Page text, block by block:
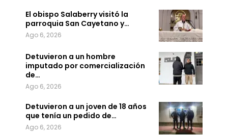
El obispo Salaberry visitó la
parroquia San Cayetano y…
Ago 6, 2026
Detuvieron a un hombre
imputado por comercialización
de…
Ago 6, 2026
Detuvieron a un joven de 18 años
que tenía un pedido de…
Ago 6, 2026